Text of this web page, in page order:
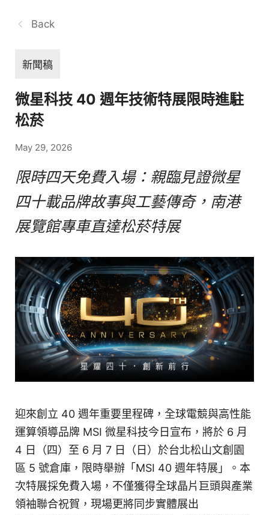
Back
新聞稿
微星科技 40 週年技術特展限時進駐
松菸
May 29, 2026
限時四天免費入場：親臨見證微星
四十載品牌故事與工藝傳奇，南港
展覽館專車直達松菸特展
迎來創立 40 週年重要里程碑，全球電競與高性能
運算領導品牌 MSI 微星科技今日宣布，將於 6 月
4 日（四）至 6 月 7 日（日）於台北松山文創園
區 5 號倉庫，限時舉辦「MSI 40 週年特展」。本
次特展採免費入場，不僅獲得全球晶片巨頭與產業
領袖聯合祝賀，現場更將同步實體展出